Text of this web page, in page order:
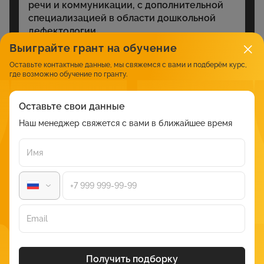
речи и коммуникации, с дополнительной
специализацией в области дошкольной
дефектологии
75 000 ₽
Институт современных психотехнологий и
"Специальное (дефектологическое)
образование". Присваиваемая
квалификация: Учитель – дефектолог
(профиль: интеллектуальные нарушения,
нарушения слуха, нарушения зрения).
10 000 ₽
Смотреть еще
Выиграйте грант на обучение
Оставьте контактные данные, мы свяжемся с вами и подберём курс,
где возможно обучение по гранту.
Оставьте свои данные
Наш менеджер свяжется с вами в ближайшее время
Получить подборку